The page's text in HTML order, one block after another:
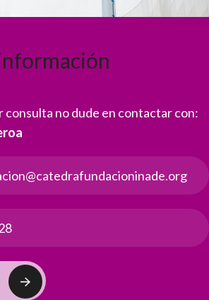
consulta no dude en contactar con: